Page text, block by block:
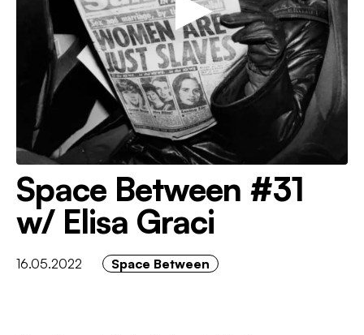
Space Between #31
w/ Elisa Graci
16.05.2022 Space Between